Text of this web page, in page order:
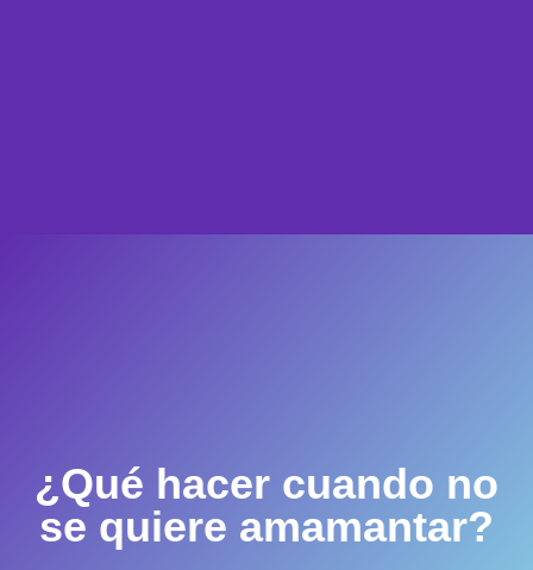
¿Qué hacer cuando no
se quiere amamantar?